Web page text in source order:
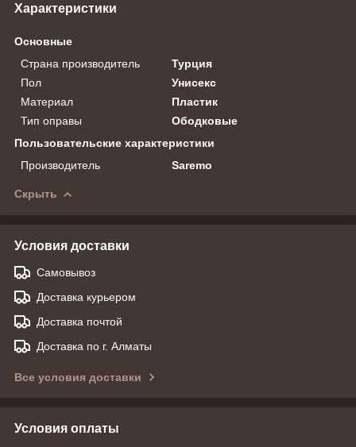
Характеристики
Основные
Страна производитель
Турция
Пол
Унисекс
Материал
Пластик
Тип оправы
Ободковые
Пользовательские характеристики
Производитель
Saremo
Скрыть
Условия доставки
Самовывоз
Доставка курьером
Доставка почтой
Доставка по г. Алматы
Все условия доставки
Условия оплаты